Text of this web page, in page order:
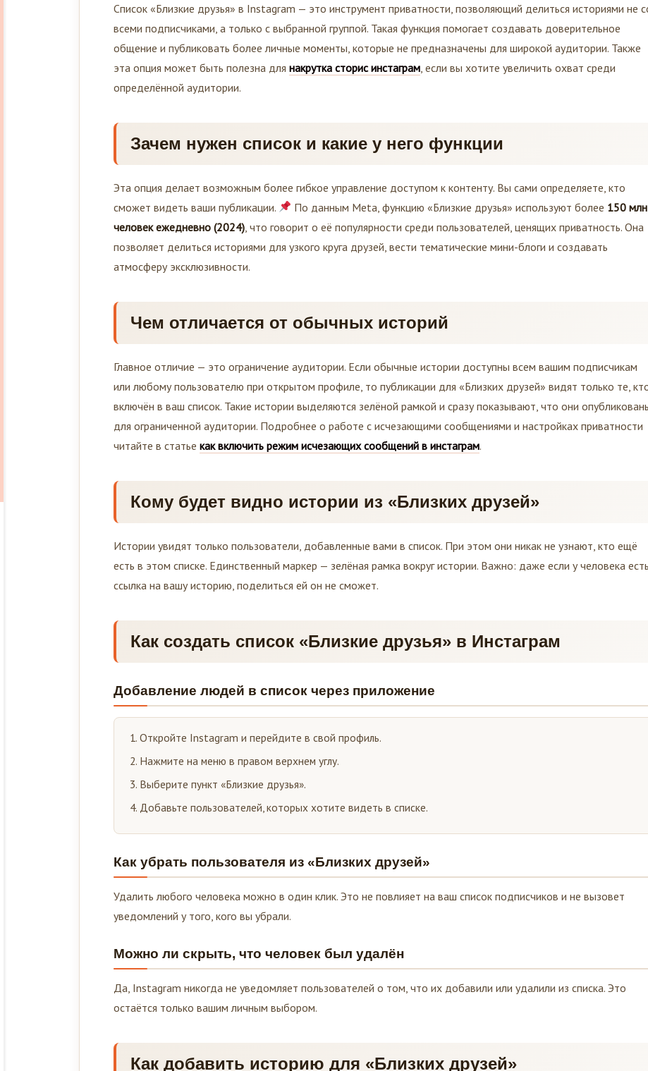
Список «Близкие друзья» в Instagram — это инструмент приватности, позволяющий делиться историями не
всеми подписчиками, а только с выбранной группой. Такая функция помогает создавать доверительное
общение и публиковать более личные моменты, которые не предназначены для широкой аудитории. Также
эта опция может быть полезна для накрутка сторис инстаграм , если вы хотите увеличить охват среди
определённой аудитории.
Зачем нужен список и какие у него функции
Эта опция делает возможным более гибкое управление доступом к контенту. Вы сами определяете, кто
сможет видеть ваши публикации.
По данным Meta, функцию «Близкие друзья» используют более 150 млн
человек ежедневно (2024) , что говорит о её популярности среди пользователей, ценящих приватность. Она
позволяет делиться историями для узкого круга друзей, вести тематические мини-блоги и создавать
атмосферу эксклюзивности.
Чем отличается от обычных историй
Главное отличие — это ограничение аудитории. Если обычные истории доступны всем вашим подписчикам
или любому пользователю при открытом профиле, то публикации для «Близких друзей» видят только те,
включён в ваш список. Такие истории выделяются зелёной рамкой и сразу показывают, что они
для ограниченной аудитории. Подробнее о работе с исчезающими сообщениями и настройках приватности
читайте в статье как включить режим исчезающих сообщений в инстаграм.
Кому будет видно истории из «Близких друзей»
Истории увидят только пользователи, добавленные вами в список. При этом они никак не узнают, кто ещё
есть в этом списке. Единственный маркер — зелёная рамка вокруг истории. Важно: даже если у человека есть
ссылка на вашу историю, поделиться ей он не сможет.
Как создать список «Близкие друзья» в Инстаграм
Добавление людей в список через приложение
Откройте Instagram и перейдите в свой профиль.
Нажмите на меню в правом верхнем углу.
Выберите пункт «Близкие друзья».
Добавьте пользователей, которых хотите видеть в списке.
Как убрать пользователя из «Близких друзей»
Удалить любого человека можно в один клик. Это не повлияет на ваш список подписчиков и не вызовет
уведомлений у того, кого вы убрали.
Можно ли скрыть, что человек был удалён
Да, Instagram никогда не уведомляет пользователей о том, что их добавили или удалили из списка. Это
остаётся только вашим личным выбором.
Как добавить историю для «Близких друзей»